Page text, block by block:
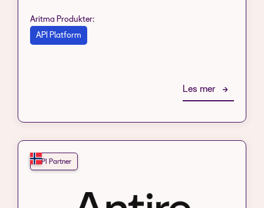
Aritma Produkter:
API Platform
Les mer
API Partner